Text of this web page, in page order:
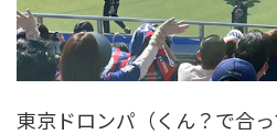
東京ドロンパ（くん？で合